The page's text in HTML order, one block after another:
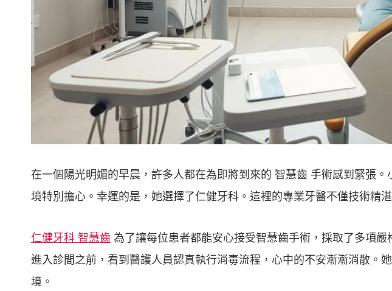
在一個陽光明媚的早晨，許多人都在為即將到來的 智慧齒 手術感到緊張
境特別擔心。幸運的是，她選擇了仁健牙科。這裡的專業牙醫不僅技術精
仁健牙科 智慧齒 為了讓每位患者都能安心接受智慧齒手術，採取了多項
進入診間之前，看到醫護人員認真執行消毒流程，心中的不安漸漸消散。
境。